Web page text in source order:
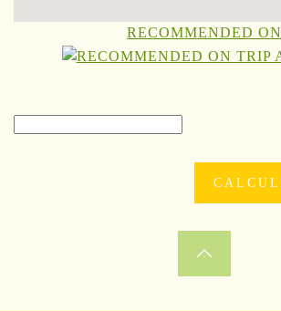
RECOMMENDED ON